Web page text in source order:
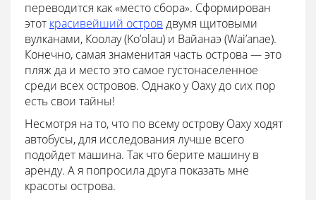
переводится как «место сбора». Сформирован
этот красивейший островдвумя щитовыми
вулканами, Коолау (Ko’olau) и Вайанаэ (Wai’anae).
Конечно, самая знаменитая часть острова — это
пляж да и место это самое густонаселенное
среди всех островов. Однако у Оаху до сих пор
есть свои тайны!
Несмотря на то, что по всему острову Оаху ходят
автобусы, для исследования лучше всего
подойдет машина. Так что берите машину в
аренду. А я попросила друга показать мне
красоты острова.